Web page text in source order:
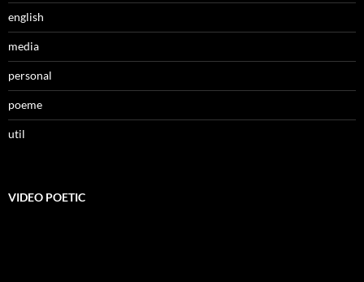
english
media
personal
poeme
util
VIDEO POETIC